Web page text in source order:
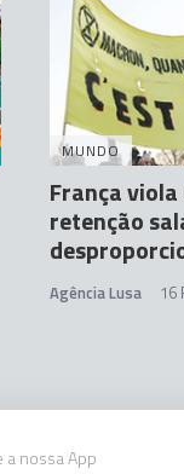
MUNDO
França
retenção
Agência Lusa 16
a nossa App